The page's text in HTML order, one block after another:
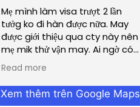
Mẹ mình làm visa trượt 2 lần
tưởg ko đi hàn được nữa. May
được giới thiệu qua cty này nên
mẹ mik thử vận may. Ai ngờ có
nhanh hơn dự định chỉ trong
vỏn vẹn 2 tuần. Cũn g cảm ơn a
Dương đã hỗ trợ nhiều. Dịch vụ
bên mình làm nhanh chóng
Read more
Xem thêm trên Google Maps